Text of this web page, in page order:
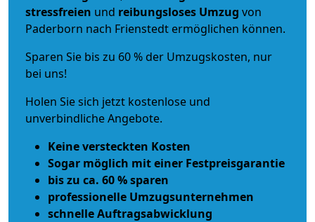
stressfreien und reibungsloses Umzug von
Paderborn nach Frienstedt ermöglichen können.
Sparen Sie bis zu 60 % der Umzugskosten, nur
bei uns!
Holen Sie sich jetzt kostenlose und
unverbindliche Angebote.
Keine versteckten Kosten
Sogar möglich mit einer Festpreisgarantie
bis zu ca. 60 % sparen
professionelle Umzugsunternehmen
schnelle Auftragsabwicklung